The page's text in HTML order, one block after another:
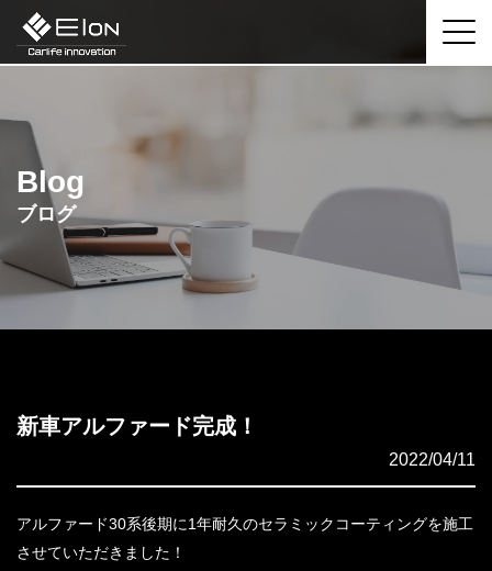
Blog
ブログ
新車アルファード完成！
2022/04/11
アルファード30系後期に1年耐久のセラミックコーティングを施工
させていただきました！